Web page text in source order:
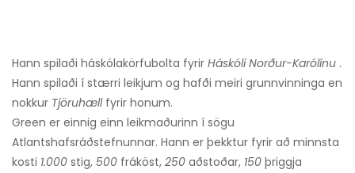
Hann spilaði háskólakörfubolta fyrir Háskóli Norður-Karólínu .
Hann spilaði í stærri leikjum og hafði meiri grunnvinninga en
nokkur Tjöruhællfyrir honum.
Green er einnig einn leikmaðurinn í sögu
Atlantshafsráðstefnunnar. Hann er þekktur fyrir að minnsta
kosti 1.000 stig, 500 fráköst, 250 aðstoðar, 150 þriggja